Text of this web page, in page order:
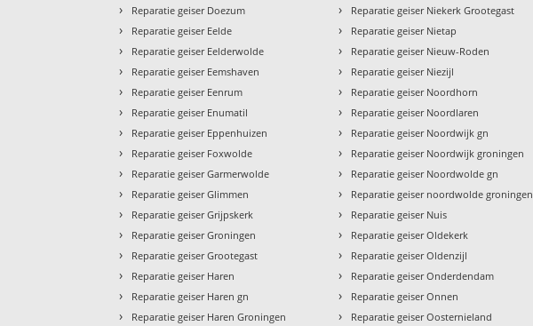
› Reparatie geiser Doezum
› Reparatie geiser Eelde
› Reparatie geiser Eelderwolde
› Reparatie geiser Eemshaven
› Reparatie geiser Eenrum
› Reparatie geiser Enumatil
› Reparatie geiser Eppenhuizen
› Reparatie geiser Foxwolde
› Reparatie geiser Garmerwolde
› Reparatie geiser Glimmen
› Reparatie geiser Grijpskerk
› Reparatie geiser Groningen
› Reparatie geiser Grootegast
› Reparatie geiser Haren
› Reparatie geiser Haren gn
› Reparatie geiser Haren Groningen
› Reparatie geiser Niekerk Grootegast
› Reparatie geiser Nietap
› Reparatie geiser Nieuw-Roden
› Reparatie geiser Niezijl
› Reparatie geiser Noordhorn
› Reparatie geiser Noordlaren
› Reparatie geiser Noordwijk gn
› Reparatie geiser Noordwijk groningen
› Reparatie geiser Noordwolde gn
› Reparatie geiser noordwolde groningen
› Reparatie geiser Nuis
› Reparatie geiser Oldekerk
› Reparatie geiser Oldenzijl
› Reparatie geiser Onderdendam
› Reparatie geiser Onnen
› Reparatie geiser Oosternieland